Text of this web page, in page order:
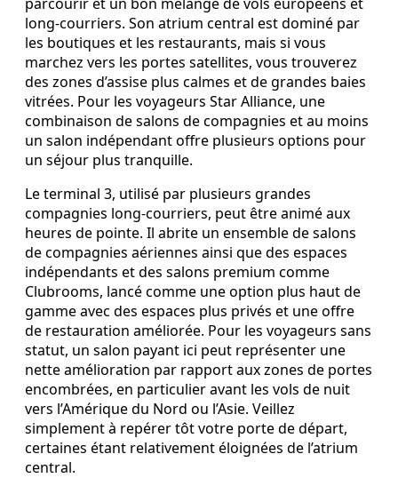
long‑courriers. Son atrium central est dominé par
les boutiques et les restaurants, mais si vous
marchez vers les portes satellites, vous trouverez
des zones d’assise plus calmes et de grandes baies
vitrées. Pour les voyageurs Star Alliance, une
combinaison de salons de compagnies et au moins
un salon indépendant offre plusieurs options pour
un séjour plus tranquille.
Le terminal 3, utilisé par plusieurs grandes
compagnies long‑courriers, peut être animé aux
heures de pointe. Il abrite un ensemble de salons
de compagnies aériennes ainsi que des espaces
indépendants et des salons premium comme
Clubrooms, lancé comme une option plus haut de
gamme avec des espaces plus privés et une offre
de restauration améliorée. Pour les voyageurs sans
statut, un salon payant ici peut représenter une
nette amélioration par rapport aux zones de portes
encombrées, en particulier avant les vols de nuit
vers l’Amérique du Nord ou l’Asie. Veillez
simplement à repérer tôt votre porte de départ,
certaines étant relativement éloignées de l’atrium
central.